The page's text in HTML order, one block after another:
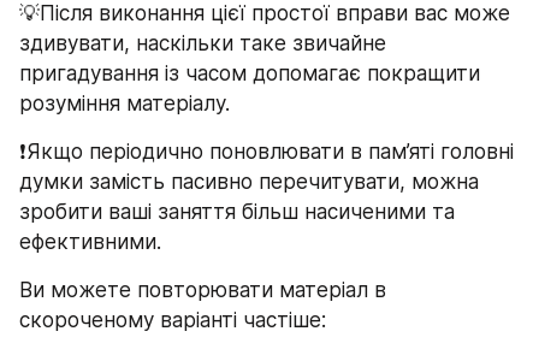
💡Після виконання цієї простої вправи вас може
здивувати, наскільки таке звичайне
пригадування із часом допомагає покращити
розуміння матеріалу.
❗️Якщо періодично поновлювати в пам’яті головні
думки замість пасивно перечитувати, можна
зробити ваші заняття більш насиченими та
ефективними.
Ви можете повторювати матеріал в
скороченому варіанті частіше: